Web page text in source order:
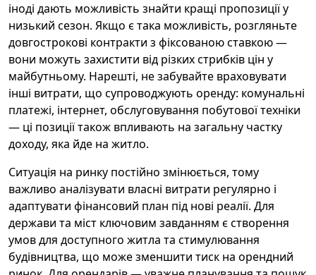
іноді дають можливість знайти кращі пропозиції у
низький сезон. Якщо є така можливість, розгляньте
довгострокові контракти з фіксованою ставкою —
вони можуть захистити від різких стрибків цін у
майбутньому. Нарешті, не забувайте враховувати
інші витрати, що супроводжують оренду: комунальні
платежі, інтернет, обслуговування побутової техніки
— ці позиції також впливають на загальну частку
доходу, яка йде на житло.
Ситуація на ринку постійно змінюється, тому
важливо аналізувати власні витрати регулярно і
адаптувати фінансовий план під нові реалії. Для
держави та міст ключовим завданням є створення
умов для доступного житла та стимулювання
будівництва, що може зменшити тиск на орендний